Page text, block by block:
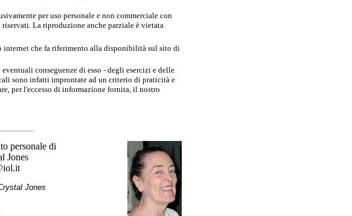
per uso personale e non commerciale con
La riproduzione anche parziale è vietata
internet che fa riferimento alla disponibilità sul sito di
conseguenze di esso - degli esercizi e delle
sono infatti improntate ad un criterio di praticità e
per l'eccesso di informazione fornita, il nostro
personale di
Jones
Jones